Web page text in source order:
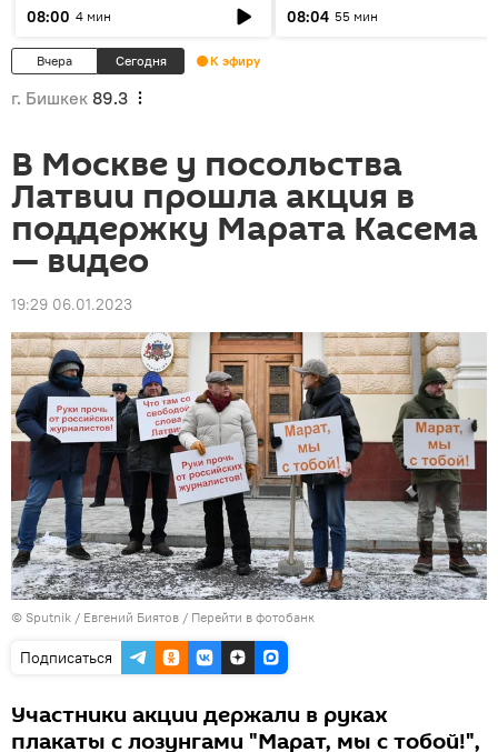
08:00 4 мин
08:04 55 мин
Вчера Сегодня К эфиру
г. Бишкек 89.3
В Москве у посольства
Латвии прошла акция в
поддержку Марата Касема
— видео
19:29 06.01.2023
© Sputnik / Евгений Биятов / Перейти в фотобанк
Подписаться
Участники акции держали в руках
плакаты с лозунгами "Марат, мы с тобой!",